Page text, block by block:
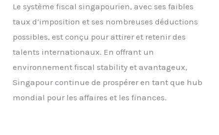
Le système fiscal singapourien, avec ses faibles
taux d’imposition et ses nombreuses déductions
possibles, est conçu pour attirer et retenir des
talents internationaux. En offrant un
environnement fiscal stability et avantageux,
Singapour continue de prospérer en tant que hub
mondial pour les affaires et les finances.